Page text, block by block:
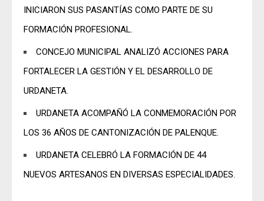
INICIARON SUS PASANTÍAS COMO PARTE DE SU
FORMACIÓN PROFESIONAL.
CONCEJO MUNICIPAL ANALIZÓ ACCIONES PARA
FORTALECER LA GESTIÓN Y EL DESARROLLO DE
URDANETA.
URDANETA ACOMPAÑÓ LA CONMEMORACIÓN POR
LOS 36 AÑOS DE CANTONIZACIÓN DE PALENQUE.
URDANETA CELEBRÓ LA FORMACIÓN DE 44
NUEVOS ARTESANOS EN DIVERSAS ESPECIALIDADES.